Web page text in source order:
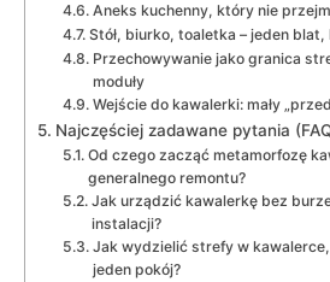
Aneks kuchenny, który nie
Stół, biurko, toaletka – jeden blat,
Przechowywanie jako granica
moduły
Wejście do kawalerki: mały
Najczęściej zadawane pytania
Od czego zacząć metamorfozę
generalnego remontu?
Jak urządzić kawalerkę bez
instalacji?
Jak wydzielić strefy w
jeden pokój?